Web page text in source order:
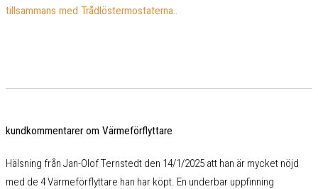
tillsammans med Trådlöstermostaterna..
kundkommentarer om Värmeförflyttare
Hälsning från Jan-Olof Ternstedt den 14/1/2025 att han är mycket nöjd
med de 4 Värmeförflyttare han har köpt. En underbar uppfinning